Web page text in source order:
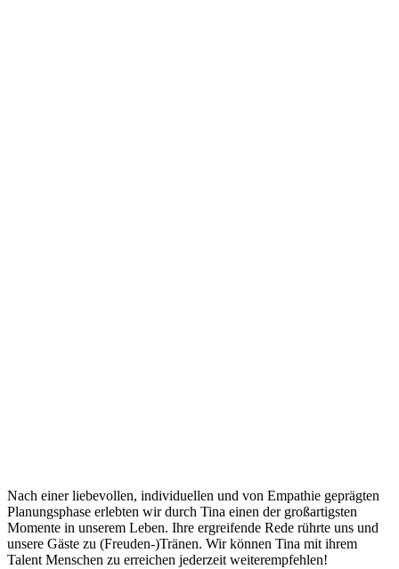
Nach einer liebevollen, individuellen und von Empathie geprägten
Planungsphase erlebten wir durch Tina einen der großartigsten
Momente in unserem Leben. Ihre ergreifende Rede rührte uns und
unsere Gäste zu (Freuden-)Tränen. Wir können Tina mit ihrem
Talent Menschen zu erreichen jederzeit weiterempfehlen!